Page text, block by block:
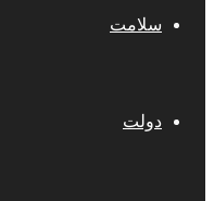
سلامت
دولت